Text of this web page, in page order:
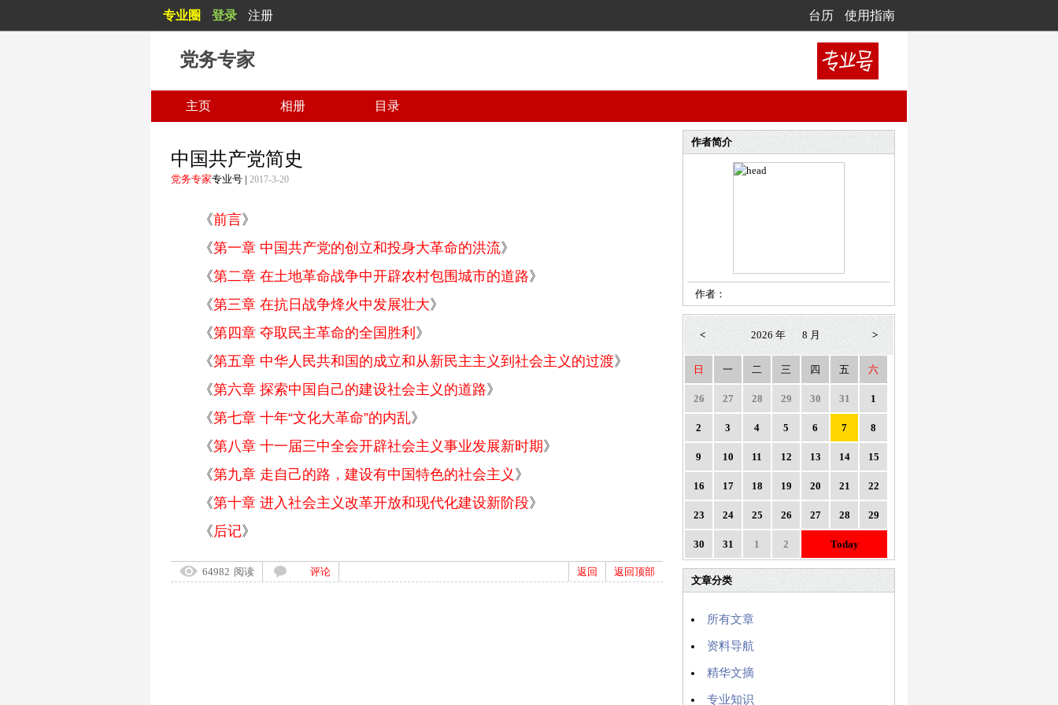
专业圈 登录 注册 台历 使用指南
党务专家
主页 相册 目录
中国共产党简史
党务专家专业号 | 2017-3-20
《前言》
《第一章 中国共产党的创立和投身大革命的洪流》
《第二章 在土地革命战争中开辟农村包围城市的道路》
《第三章 在抗日战争烽火中发展壮大》
《第四章 夺取民主革命的全国胜利 》
《第五章 中华人民共和国的成立和从新民主主义到社会主义的过渡》
《第六章 探索中国自己的建设社会主义的道路》
《第七章 十年“文化大革命”的内乱》
《第八章 十一届三中全会开辟社会主义事业发展新时期 》
《第九章 走自己的路，建设有中国特色的社会主义 》
《第十章 进入社会主义改革开放和现代化建设新阶段》
《后记》
64982 阅读 评论 返回顶部
返回
作者简介
作者：
< 2026 年 8 月 >
日 一 二 三 四 五 六
26 27 28 29 30 31 1
2 3 4 5 6 7 8
9 10 11 12 13 14 15
16 17 18 19 20 21 22
23 24 25 26 27 28 29
30 31 1 2 Today
文章分类
所有文章
资料导航
精华文摘
专业知识